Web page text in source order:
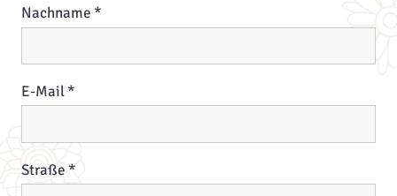
Nachname
E-Mail
Straße